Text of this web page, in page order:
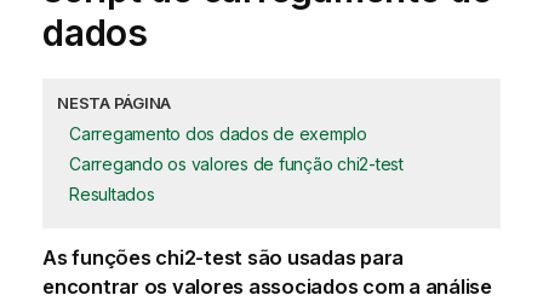
dados
NESTA PÁGINA
Carregamento dos dados de exemplo
Carregando os valores de função chi2-test
Resultados
As funções chi2-test são usadas para
encontrar os valores associados com a análise